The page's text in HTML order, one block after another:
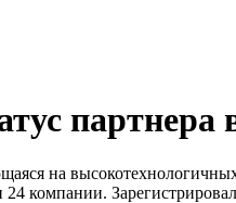
на
компании.